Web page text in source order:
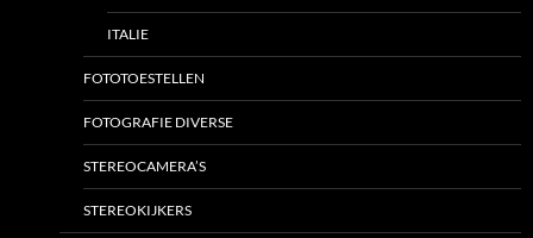
ITALIE
FOTOTOESTELLEN
FOTOGRAFIE DIVERSE
STEREOCAMERA’S
STEREOKIJKERS